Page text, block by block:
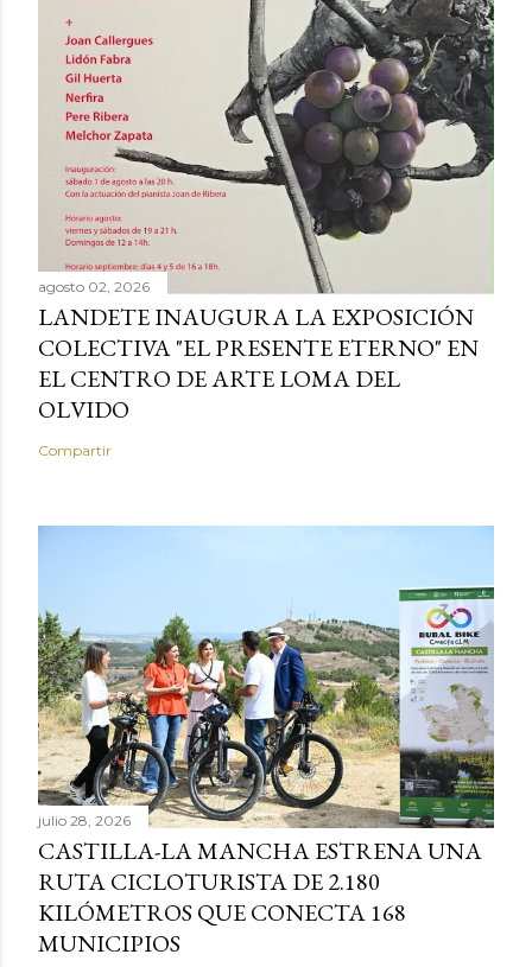
agosto 02, 2026
LANDETE INAUGURA LA EXPOSICIÓN
COLECTIVA "EL PRESENTE ETERNO" EN
EL CENTRO DE ARTE LOMA DEL
OLVIDO
Compartir
julio 28, 2026
CASTILLA-LA MANCHA ESTRENA UNA
RUTA CICLOTURISTA DE 2.180
KILÓMETROS QUE CONECTA 168
MUNICIPIOS